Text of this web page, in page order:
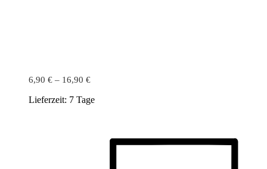
6,90 € – 16,90 €
Lieferzeit: 7 Tage